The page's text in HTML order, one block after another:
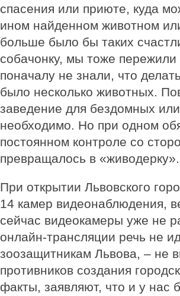
спасения или приюте, куда
ином найденном животном
больше было бы таких
собачонку, мы тоже пережили
поначалу не знали, что
было несколько животных.
заведение для бездомных
необходимо. Но при одном
постоянном контроле со
превращалось в «живодерку».
При открытии Львовского
14 камер видео­наблюдения,
сейчас видеокамеры уже не
онлайн-трансляции речь не
зоозащитникам Львова, – не
противников создания
факты, заявляют, что и у нас